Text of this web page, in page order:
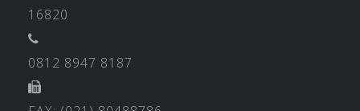
16820
0812 8947 8187